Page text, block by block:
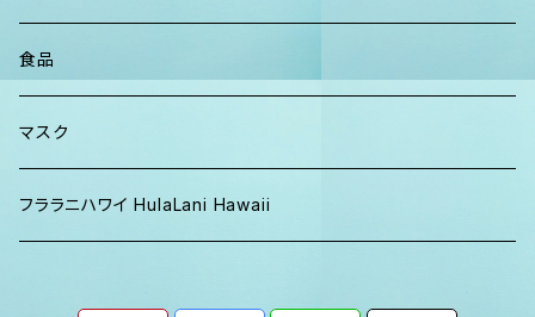
食品
マスク
フララニハワイ HulaLani Hawaii